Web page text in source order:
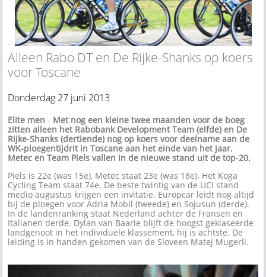
Alleen Rabo DT en De Rijke-Shanks op koers
voor Toscane
Donderdag 27 juni 2013
Elite men - Met nog een kleine twee maanden voor de boeg
zitten alleen het Rabobank Development Team (elfde) en De
Rijke-Shanks (dertiende) nog op koers voor deelname aan de
WK-ploegentijdrit in Toscane aan het einde van het jaar.
Metec en Team Piels vallen in de nieuwe stand uit de top-20.
Piels is 22e (was 15e), Metec staat 23e (was 18e). Het Koga
Cycling Team staat 74e. De beste twintig van de UCI stand
medio augustus krijgen een invitatie. Europcar leidt nog altijd
bij de ploegen voor Adria Mobil (tweede) en Sojusun (derde).
In de landenranking staat Nederland achter de Fransen en
Italianen derde. Dylan van Baarle blijft de hoogst geklaseerde
landgenoot in het individuele klassement, hij is achtste. De
leiding is in handen gekomen van de Sloveen Matej Mugerli.